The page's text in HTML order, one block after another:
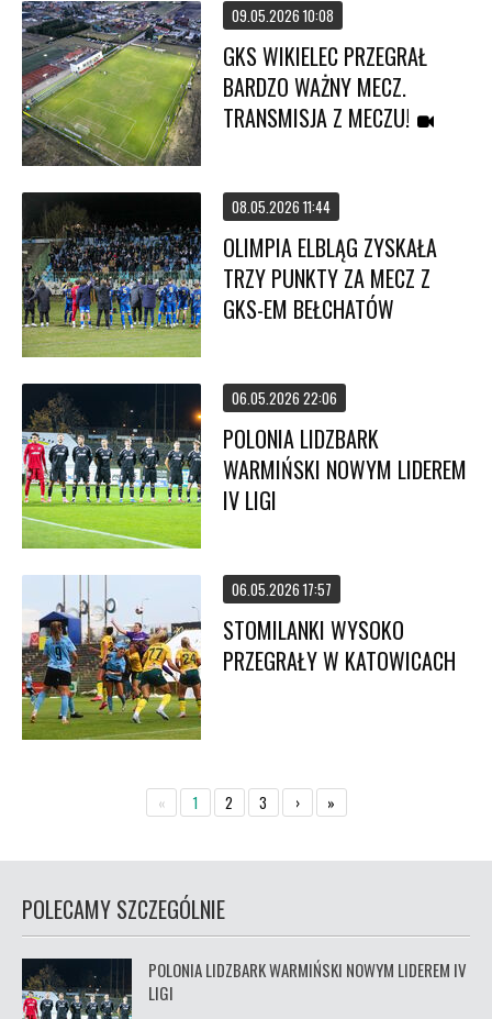
09.05.2026 10:08
GKS WIKIELEC PRZEGRAŁ
BARDZO WAŻNY MECZ.
TRANSMISJA Z MECZU!
08.05.2026 11:44
OLIMPIA ELBLĄG ZYSKAŁA
TRZY PUNKTY ZA MECZ Z
GKS-EM BEŁCHATÓW
06.05.2026 22:06
POLONIA LIDZBARK
WARMIŃSKI NOWYM LIDEREM
IV LIGI
06.05.2026 17:57
STOMILANKI WYSOKO
PRZEGRAŁY W KATOWICACH
« 1 2 3 › »
POLECAMY SZCZEGÓLNIE
POLONIA LIDZBARK WARMIŃSKI NOWYM LIDEREM IV
LIGI